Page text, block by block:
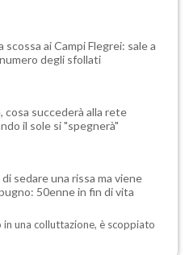
scossa ai Campi Flegrei: sale a
degli sfollati
cosa succederà alla rete
il sole si "spegnerà"
sedare una rissa ma viene
50enne in fin di vita
una colluttazione, è scoppiato